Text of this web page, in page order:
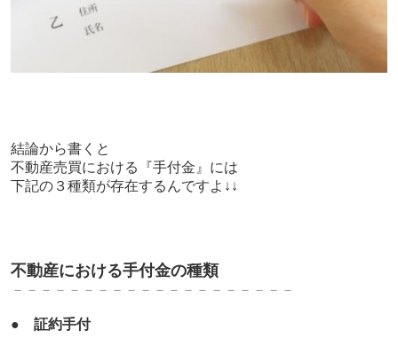
結論から書くと
不動産売買における『手付金』には
下記の３種類が存在するんですよ↓↓
不動産における手付金の種類
－－－－－－－－－－－－－－－－－－－－
● 証約手付